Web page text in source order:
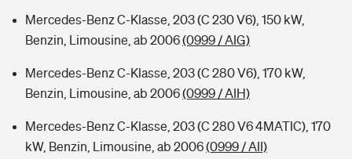
Mercedes-Benz C-Klasse, 203 (C 230 V6), 150 kW,
Benzin, Limousine, ab 2006(0999 / AIG)
Mercedes-Benz C-Klasse, 203 (C 280 V6), 170 kW,
Benzin, Limousine, ab 2006(0999 / AIH)
Mercedes-Benz C-Klasse, 203 (C 280 V6 4MATIC), 170
kW, Benzin, Limousine, ab 2006(0999 / AII)